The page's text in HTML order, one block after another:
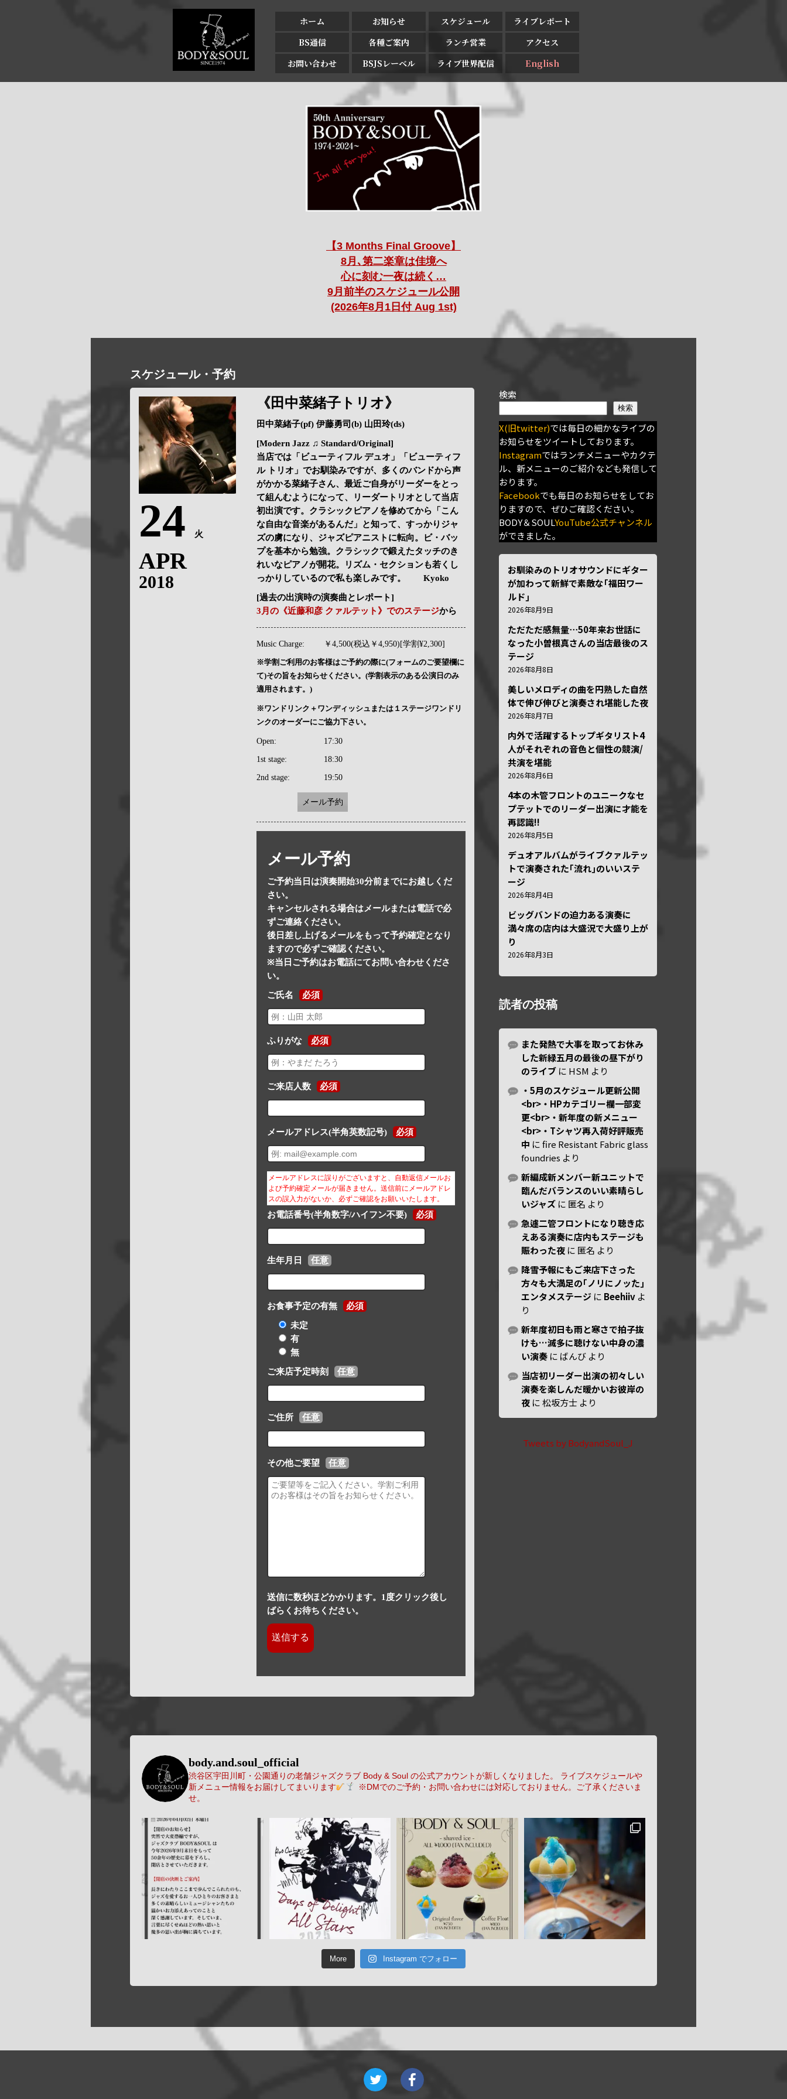
ホーム お知らせ スケジュール
ライブレポート
BS通信
各種ご案内 ランチ営業
アクセス
お問い合わせ
BSJSレーベル ライブ世界配信 English
【3 Months Final Groove】
8月､第二楽章は佳境へ
心に刻む一夜は続く…
9月前半のスケジュール公開
(2026年8月1日付 Aug 1st)
スケジュール・予約
24 火
APR
2018
《田中菜緒子トリオ》
田中菜緒子(pf) 伊藤勇司(b) 山田玲(ds)
[Modern Jazz ♫ Standard/Original]
当店では「ビューティフル デュオ」「ビューティフ
ル トリオ」でお馴染みですが、多くのバンドから声
がかかる菜緒子さん、最近ご自身がリーダーをとっ
て組んむようになって、リーダートリオとして当店
初出演です。クラシックピアノを修めてから「こん
な自由な音楽があるんだ」と知って、すっかりジャ
ズの虜になり、ジャズピアニストに転向。ビ・バッ
プを基本から勉強。クラシックで鍛えたタッチのき
れいなピアノが開花。リズム・セクションも若くし
っかりしているので私も楽しみです。 Kyoko
[過去の出演時の演奏曲とレポート]
3月の《近藤和彦 クァルテット》でのステージから
Music Charge: ￥4,500(税込￥4,950)[学割¥2,300]
※学割ご利用のお客様はご予約の際に(フォームのご要望欄に
て)その旨をお知らせください。(学割表示のある公演日のみ
適用されます。)
※ワンドリンク＋ワンディッシュまたは１ステージワンドリ
ンクのオーダーにご協力下さい。
Open: 17:30
1st stage: 18:30
2nd stage: 19:50
メール予約
メール予約
ご予約当日は演奏開始30分前までにお越しくだ
さい。
キャンセルされる場合はメールまたは電話で必
ずご連絡ください。
後日差し上げるメールをもって予約確定となり
ますので必ずご確認ください。
※当日ご予約はお電話にてお問い合わせくださ
い。
ご氏名 必須
ふりがな 必須
ご来店人数 必須
メールアドレス(半角英数記号) 必須
メールアドレスに誤りがございますと、自動返信メールお
よび予約確定メールが届きません。送信前にメールアドレ
スの誤入力がないか、必ずご確認をお願いいたします。
お電話番号(半角数字/ハイフン不要) 必須
生年月日 任意
お食事予定の有無 必須
未定
有
無
ご来店予定時刻 任意
ご住所 任意
その他ご要望 任意
送信に数秒ほどかかります。1度クリック後し
ばらくお待ちください。
検索
検索
X(旧twitter)では毎日の細かなライブの
お知らせをツイートしております。
Instagramではランチメニューやカクテ
ル、新メニューのご紹介なども発信して
おります。
Facebookでも毎日のお知らせをしてお
りますので、ぜひご確認ください。
BODY＆SOULYouTube公式チャンネル
ができました。
お馴染みのトリオサウンドにギター
が加わって新鮮で素敵な｢福田ワー
ルド｣
2026年8月9日
ただただ感無量⋯50年来お世話に
なった小曽根真さんの当店最後のス
テージ
2026年8月8日
美しいメロディの曲を円熟した自然
体で伸び伸びと演奏され堪能した夜
2026年8月7日
内外で活躍するトップギタリスト4
人がそれぞれの音色と個性の競演/
共演を堪能
2026年8月6日
4本の木管フロントのユニークなセ
プテットでのリーダー出演に才能を
再認識!!
2026年8月5日
デュオアルバムがライブクァルテッ
トで演奏された｢流れ｣のいいステ
ージ
2026年8月4日
ビッグバンドの迫力ある演奏に
満々席の店内は大盛況で大盛り上が
り
2026年8月3日
読者の投稿
また発熱で大事を取ってお休み
した新緑五月の最後の昼下がり
のライブ に HSM より
・5月のスケジュール更新公開
<br>・HPカテゴリー欄一部変
更<br>・新年度の新メニュー
<br>・Tシャツ再入荷好評販売
中 にfire Resistant Fabric glass
foundries より
新編成新メンバー新ユニットで
臨んだバランスのいい素晴らし
いジャズ に 匿名 より
急遽二管フロントになり聴き応
えある演奏に店内もステージも
賑わった夜 に 匿名 より
降雪予報にもご来店下さった
方々も大満足の｢ノリにノッた｣
エンタメステージ に Beehiiv よ
り
新年度初日も雨と寒さで拍子抜
けも…滅多に聴けない中身の濃
い演奏 に ばんび より
当店初リーダー出演の初々しい
演奏を楽しんだ暖かいお彼岸の
夜 に松坂方士 より
Tweets by BodyandSoul_J
body.and.soul_official
渋谷区宇田川町・公園通りの老舗ジャズクラブ Body & Soul の公式アカウントが新しくなりました。
ライブスケジュールや
新メニュー情報をお届けしてまいります
※DMでのご予約・お問い合わせには対応しておりません。ご了承くださいま
せ。
More Instagram でフォロー